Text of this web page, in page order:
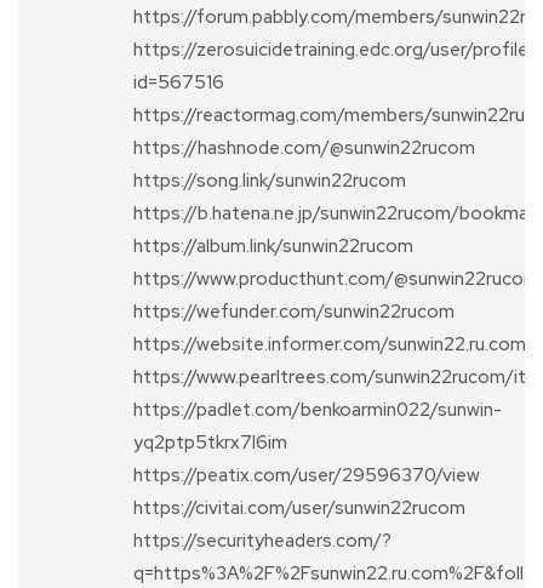
https://forum.pabbly.com/members/
https://zerosuicidetraining.edc.org/user/
id=567516
https://reactormag.com/members/
https://hashnode.com/@sunwin22rucom
https://song.link/sunwin22rucom
https://b.hatena.ne.jp/sunwin22rucom/bookmark
https://album.link/sunwin22rucom
https://www.producthunt.com/@sunwin22rucom
https://wefunder.com/sunwin22rucom
https://website.informer.com/sunwin22.ru.com
https://www.pearltrees.com/sunwin22rucom/
https://padlet.com/benkoarmin022/sunwin-
yq2ptp5tkrx7l6im
https://peatix.com/user/29596370/view
https://civitai.com/user/sunwin22rucom
https://securityheaders.com/?